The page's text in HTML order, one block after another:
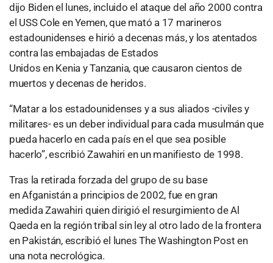
dijo Biden el lunes, incluido el ataque del año 2000 contra
el USS Cole en Yemen, que mató a 17 marineros
estadounidenses e hirió a decenas más, y los atentados
contra las embajadas de Estados
Unidos en Kenia y Tanzania, que causaron cientos de
muertos y decenas de heridos.
“Matar a los estadounidenses y a sus aliados -civiles y
militares- es un deber individual para cada musulmán que
pueda hacerlo en cada país en el que sea posible
hacerlo”, escribió Zawahiri en un manifiesto de 1998.
Tras la retirada forzada del grupo de su base
en Afganistán a principios de 2002, fue en gran
medida Zawahiri quien dirigió el resurgimiento de Al
Qaeda en la región tribal sin ley al otro lado de la frontera
en Pakistán, escribió el lunes The Washington Post en
una nota necrológica.